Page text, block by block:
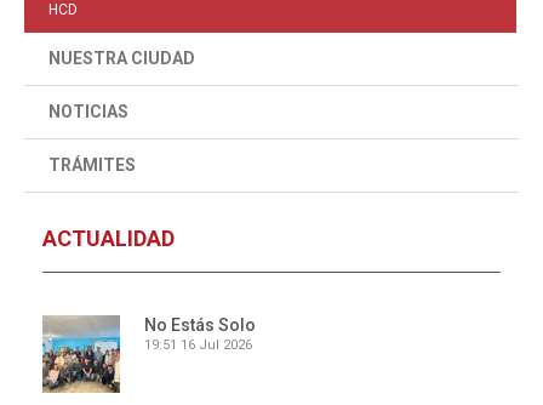
HCD
NUESTRA CIUDAD
NOTICIAS
TRÁMITES
ACTUALIDAD
No Estás Solo
19:51 16 Jul 2026